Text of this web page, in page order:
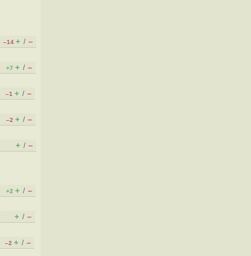
–14 + / –
+7 + / –
–1 + / –
–2 + / –
+ / –
+2 + / –
+ / –
–2 + / –